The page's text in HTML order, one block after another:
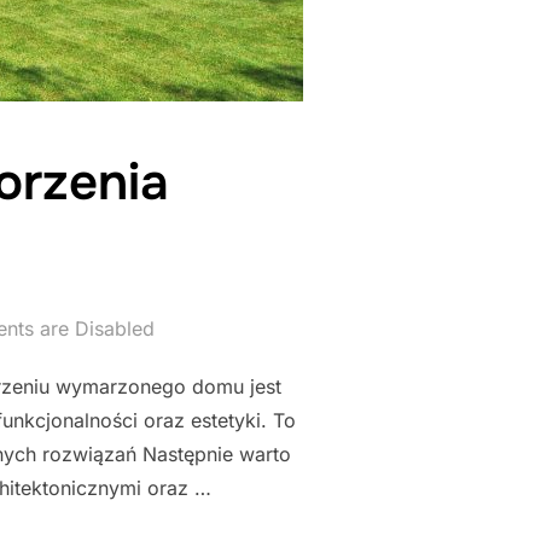
are Disabled
wymarzonego domu jest
oraz estetyki. To
rozwiązań Następnie warto
oraz …